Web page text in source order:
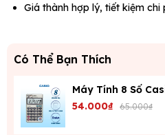
Giá thành hợp lý, tiết kiệm chi
Có Thể Bạn Thích
Máy Tính 8 Số
54.000₫ 65.000₫